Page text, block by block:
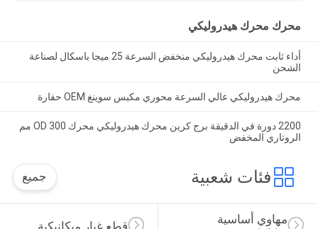
محرك محرك هيدروليكي
أداء ثابت محرك هيدروليكي منخفض السرعة 25 ميجا باسكال لصناعة
الشحن
محرك هيدروليكي عالي السرعة محوري مكبس سوينغ OEM حفارة
2200 دورة في الدقيقة برج كرين محرك هيدروليكي محرك OD 300 مم
الروتاري المخفض
فئات شعبية جميع
قطع غيار ميكانيكية
مهاوي أساسية